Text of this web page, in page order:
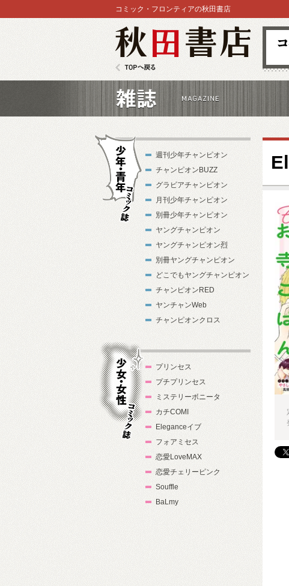
コミ
コミック・フロンティアの秋田書店
週刊少年チャンピオン
チャンピオンBUZZ
グラビアチャンピオン
月刊少年チャンピオン
別冊少年チャンピオン
ヤングチャンピオン
ヤングチャンピオン烈
別冊ヤングチャンピオン
どこでもヤングチャンピオン
チャンピオンRED
ヤンチャンWeb
チャンピオンクロス
プリンセス
プチプリンセス
ミステリーボニータ
カチCOMI
Eleganceイブ
フォアミセス
恋愛LoveMAX
恋愛チェリーピンク
Souffle
BaLmy